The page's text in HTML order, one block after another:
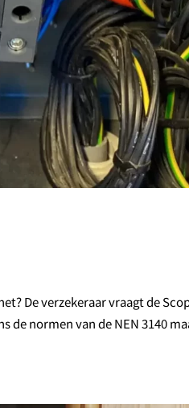
De verzekeraar vraagt de
de normen van de NEN 3140